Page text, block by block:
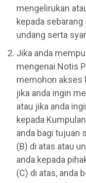
mengelirukan
kepada
undang serta
Jika anda
mengenai Notis
memohon akses
jika anda ingin
atau jika anda
kepada
anda bagi tujuan
(B) di atas atau
anda kepada
(C) di atas, anda